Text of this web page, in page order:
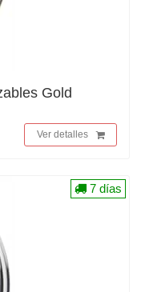
Gold
Ver detalles
7 días